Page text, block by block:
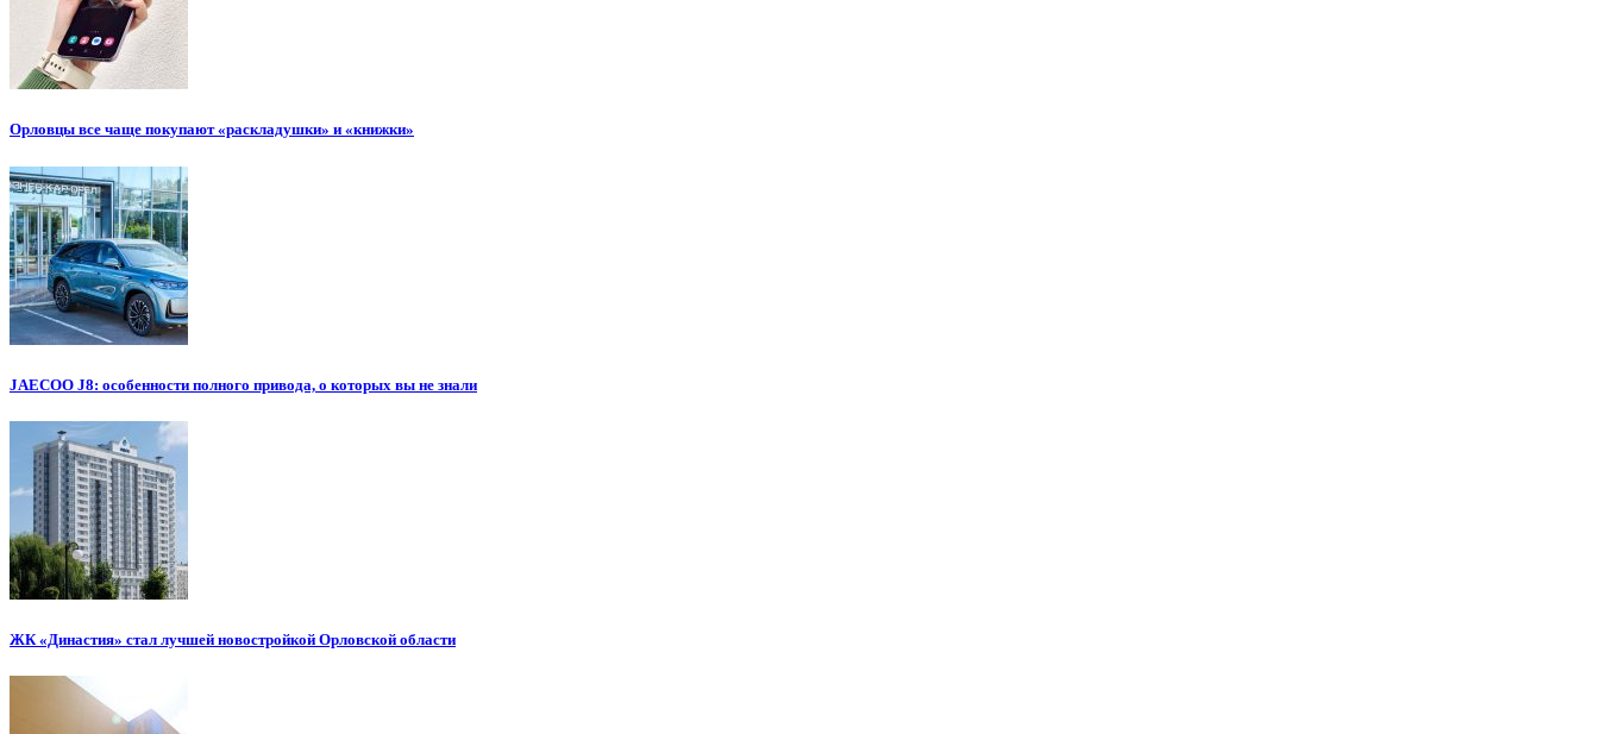
Орловцы все чаще покупают «раскладушки» и «книжки»
JAECOO J8: особенности полного привода, о которых вы не знали
ЖК «Династия» стал лучшей новостройкой Орловской области